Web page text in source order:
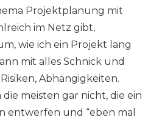
Projektplanung mit
im Netz gibt,
wie ich ein Projekt lang
mit alles Schnick und
Abhängigkeiten.
meisten gar nicht, die ein
entwerfen und “eben mal